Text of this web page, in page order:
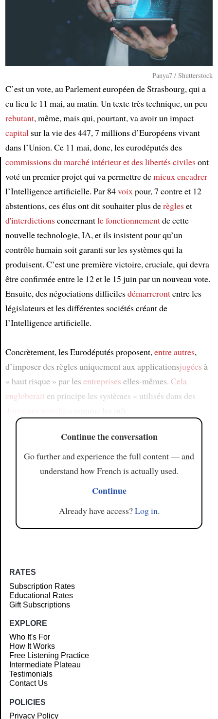
Panya7 / Shutterstock
C’est un vote, au Parlement européen de Strasbourg, qui a
eu lieu le 11 mai, au matin. Un texte très technique, un peu
rebutant, même, mais qui, pourtant, va avoir un impact
capitalsur la vie des 447, 7 millions d’Européens vivant
dans l’Union. Ce 11 mai, donc, les eurodéputés des
commissions du marché intérieur et des libertés civilesont
voté un premier projet qui va permettre demieux encadrer
l’Intelligence artificielle. Par 84voixpour, 7 contre et 12
abstentions, ces élus ont dit souhaiter plus derègleset
d'interdictionsconcernantle fonctionnementde cette
nouvelle technologie, IA, et ils insistent pour qu’un
contrôle humain soit garanti sur les systèmes qui la
produisent. C’est une première victoire, cruciale, qui devra
être confirmée entre le 12 et le 15 juin par un nouveau vote.
Ensuite, des négociations difficilesdémarrerontentre les
législateurs et les différentes sociétés créant de
l’Intelligence artificielle.
Concrètement, les Eurodéputés proposent,entre autres,
d’imposer des règles uniquement aux applicationsjugées à
« haut risque » par les entreprises elles-mêmes. Cela
engloberait en principe les systèmes « utilisés dans des
Continue the conversation
Go further and experience the full content — and
understand how French is actually used.
Continue
Already have access?Log in.
RATES
Subscription Rates
Educational Rates
Gift Subscriptions
EXPLORE
Who It's For
How It Works
Free Listening Practice
Intermediate Plateau
Testimonials
Contact Us
POLICIES
Privacy Policy